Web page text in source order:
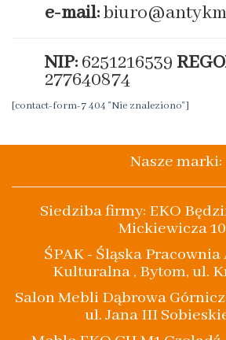
e-mail:
NIP: 6251216539
277640874
[contact-form-7 404 "Nie znaleziono"]
Nasze marki:
Siedziba firmy: EKO
Mickiewicza
ŚPAK - Śląska
Kulturalna , Bytom, ul.
Salon Mebli Dąbrowa
ul. Jana III